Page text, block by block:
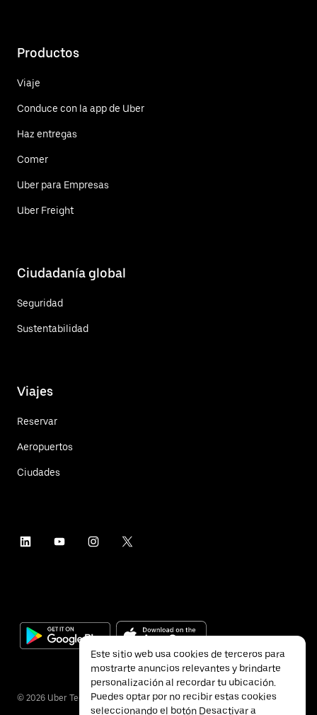
Productos
Viaje
Conduce con la app de Uber
Haz entregas
Comer
Uber para Empresas
Uber Freight
Ciudadanía global
Seguridad
Sustentabilidad
Viajes
Reservar
Aeropuertos
Ciudades
© 2026 Uber Technologies Inc.
Este sitio web usa cookies de terceros para
mostrarte anuncios relevantes y brindarte
personalización al recordar tu ubicación.
Puedes optar por no recibir estas cookies
seleccionando el botón Desactivar a